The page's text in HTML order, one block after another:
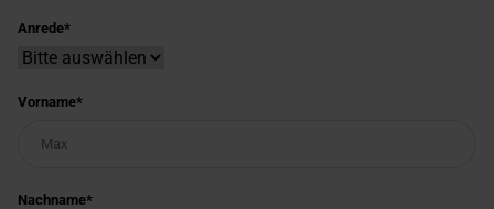
Anrede
Vorname
Nachname